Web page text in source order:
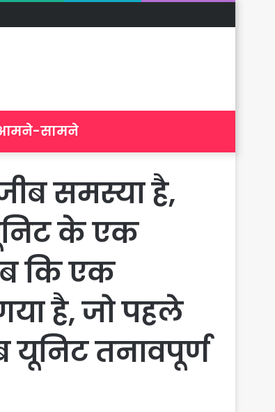
सामने
समस्या है,
के एक
कि एक
है, जो पहले
यूनिट तनावपूर्ण